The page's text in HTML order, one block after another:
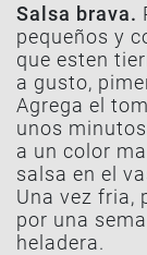
Salsa brava.
pequeños y
que esten
a gusto,
Agrega el
unos
a un color
salsa en el
Una vez fria,
por una
heladera.